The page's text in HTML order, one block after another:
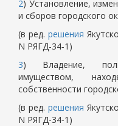
2) Установление,
и сборов городского
(в ред. решения
N РЯГД-34-1)
3) Владение,
имуществом,
собственности
(в ред. решения
N РЯГД-34-1)